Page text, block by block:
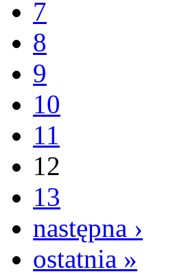
7
8
9
10
11
12
13
następna ›
ostatnia »